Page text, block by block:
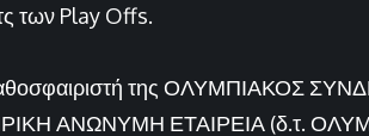
των Play Offs.
της ΟΛΥΜΠΙΑΚΟΣ
ΑΝΩΝΥΜΗ ΕΤΑΙΡΕΙΑ (δ.τ.